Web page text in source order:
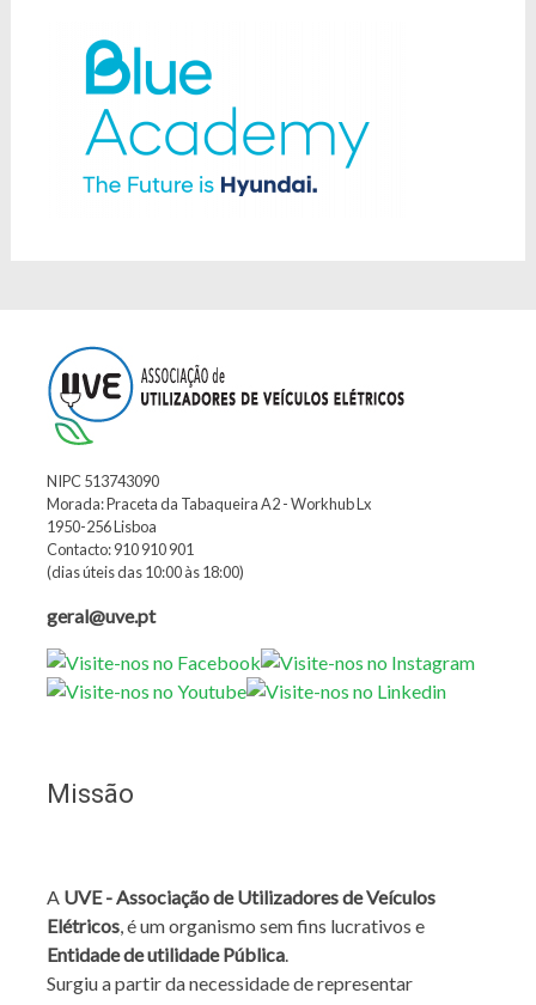
NIPC 513743090
Morada: Praceta da Tabaqueira A2 - Workhub Lx
1950-256 Lisboa
Contacto: 910 910 901
(dias úteis das 10:00 às 18:00)
geral@uve.pt
Missão
A UVE - Associação de Utilizadores de Veículos
Elétricos, é um organismo sem fins lucrativos e
Entidade de utilidade Pública.
Surgiu a partir da necessidade de representar